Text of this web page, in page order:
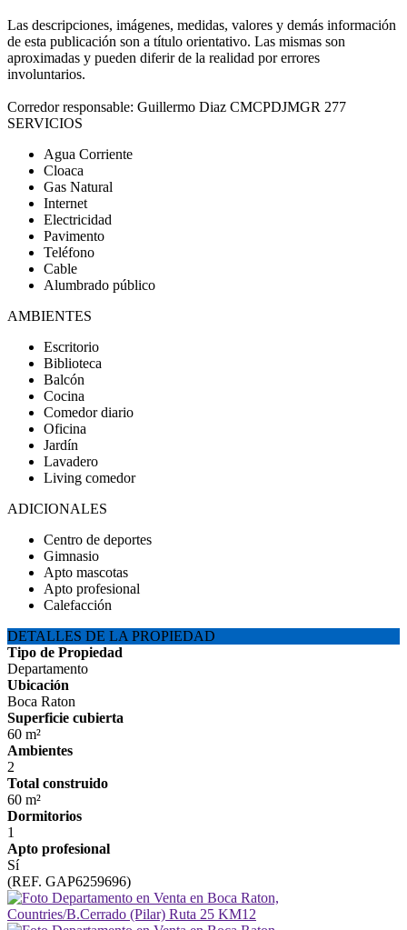
Las descripciones, imágenes, medidas, valores y demás información
de esta publicación son a título orientativo. Las mismas son
aproximadas y pueden diferir de la realidad por errores
involuntarios.
Corredor responsable: Guillermo Diaz CMCPDJMGR 277
SERVICIOS
Agua Corriente
Cloaca
Gas Natural
Internet
Electricidad
Pavimento
Teléfono
Cable
Alumbrado público
AMBIENTES
Escritorio
Biblioteca
Balcón
Cocina
Comedor diario
Oficina
Jardín
Lavadero
Living comedor
ADICIONALES
Centro de deportes
Gimnasio
Apto mascotas
Apto profesional
Calefacción
DETALLES DE LA PROPIEDAD
Tipo de Propiedad
Departamento
Ubicación
Boca Raton
Superficie cubierta
60 m²
Ambientes
2
Total construido
60 m²
Dormitorios
1
Apto profesional
Sí
(REF. GAP6259696)